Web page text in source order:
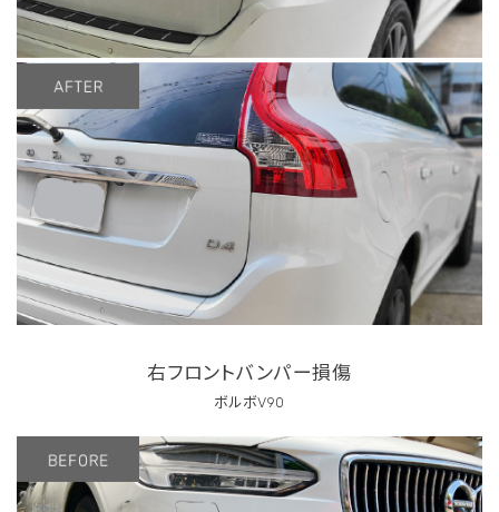
右フロントバンパー損傷
ボルボV90